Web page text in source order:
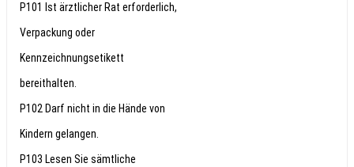
P101 Ist ärztlicher Rat erforderlich,
Verpackung oder
Kennzeichnungsetikett
bereithalten.
P102 Darf nicht in die Hände von
Kindern gelangen.
P103 Lesen Sie sämtliche